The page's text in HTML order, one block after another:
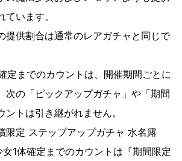
います。
提供割合は通常のレアガチャと同じで
定までのカウントは、開催期間ごとに
次の「ピックアップガチャ」や「期間
トは引き継がれません。
限定 ステップアップガチャ 水名露
1体確定までのカウントは『期間限定